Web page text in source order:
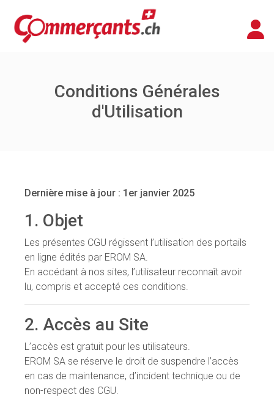
Conditions Générales
d'Utilisation
Dernière mise à jour : 1er janvier 2025
1. Objet
Les présentes CGU régissent l’utilisation des portails
en ligne édités par EROM SA.
En accédant à nos sites, l’utilisateur reconnaît avoir
lu, compris et accepté ces conditions.
2. Accès au Site
L’accès est gratuit pour les utilisateurs.
EROM SA se réserve le droit de suspendre l’accès
en cas de maintenance, d’incident technique ou de
non-respect des CGU.